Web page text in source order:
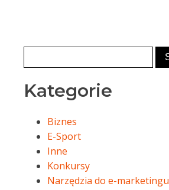
Kategorie
Biznes
E-Sport
Inne
Konkursy
Narzędzia do e-marketingu